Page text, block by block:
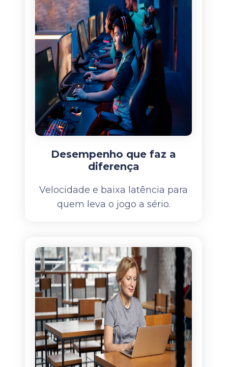
Desempenho que faz a
diferença
Velocidade e baixa latência para
quem leva o jogo a sério.